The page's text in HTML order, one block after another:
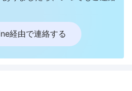
経由で連絡する